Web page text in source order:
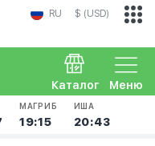
RU $ (USD)
Меню
Каталог
МАГРИБ
19:15
ИША
20:43